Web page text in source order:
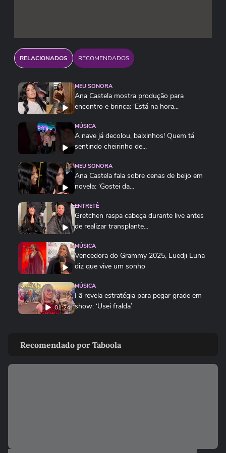
RELACIONADOS RECOMENDADOS
MEU SONORA
Ana Castela mostra produção para
encontro e brinca: 'Está na hora...
MÚSICA
A nave já decolou, baixinhos! Quem tá
sentindo cheirinho de...
MEU SONORA
Ana Castela fala sobre cenas de beijo em
novela: ‘Gostei da...
ENTRETÊ
Gretchen raspa cabeça durante live antes
de realizar transplante...
MÚSICA
Vencedora do Grammy 2025, Luedji Luna
diz que vive um sonho
01:24
MÚSICA
Fã revela estratégia para pegar grade em
show: ‘Usei fralda’
00:40
faltar para curtir o João Rock
MÚSICA
Recomendado por Taboola